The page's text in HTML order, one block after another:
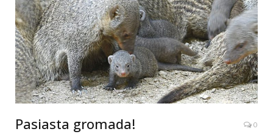
Pasiasta gromada! 0